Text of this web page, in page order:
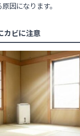
因になります。
カビに注意